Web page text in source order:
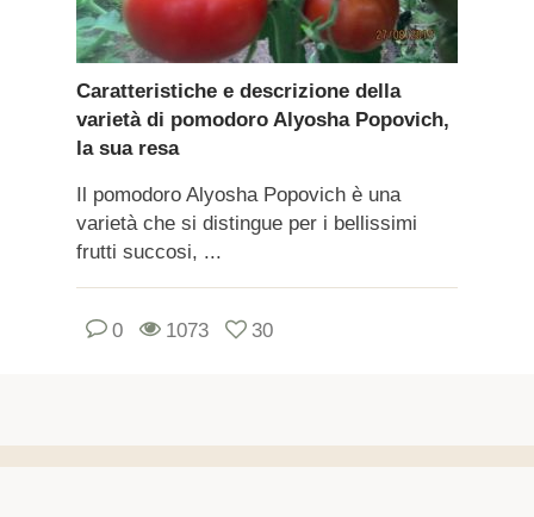
Caratteristiche e descrizione della
varietà di pomodoro Alyosha Popovich,
la sua resa
Il pomodoro Alyosha Popovich è una
varietà che si distingue per i bellissimi
frutti succosi, ...
0 1073 30